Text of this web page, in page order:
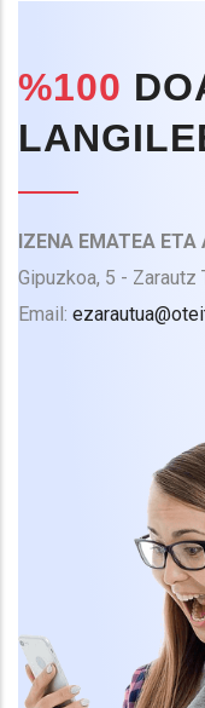
%100
IZENA EMATEA ETA
Gipuzkoa, 5 -
Email: